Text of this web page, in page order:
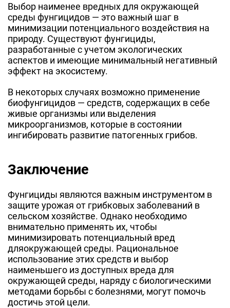
Выбор наименее вредных для окружающей
среды фунгицидов — это важный шаг в
минимизации потенциального воздействия на
природу. Существуют фунгициды,
разработанные с учетом экологических
аспектов и имеющие минимальный негативный
эффект на экосистему.
В некоторых случаях возможно применение
биофунгицидов — средств, содержащих в себе
живые организмы или выделения
микроорганизмов, которые в состоянии
ингибировать развитие патогенных грибов.
Заключение
Фунгициды являются важным инструментом в
защите урожая от грибковых заболеваний в
сельском хозяйстве. Однако необходимо
внимательно применять их, чтобы
минимизировать потенциальный вред
дляокружающей среды. Рациональное
использование этих средств и выбор
наименьшего из доступных вреда для
окружающей среды, наряду с биологическими
методами борьбы с болезнями, могут помочь
достичь этой цели.